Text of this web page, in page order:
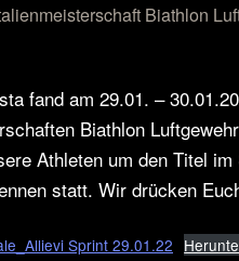
Biathlon
fand am 29.01. –
Biathlon
Athleten um den Titel
statt. Wir drücken
Sprint 29.01.22